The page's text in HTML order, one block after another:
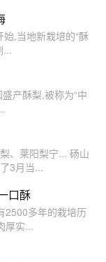
,当地新栽培的“酥
...
产酥梨,被称为“中
、莱阳梨宁... 砀山
3月当...
口酥
2500多年的栽培历
厚实...